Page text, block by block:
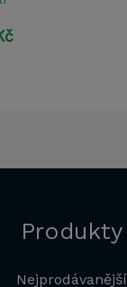
Produkty
Nejprodávanější